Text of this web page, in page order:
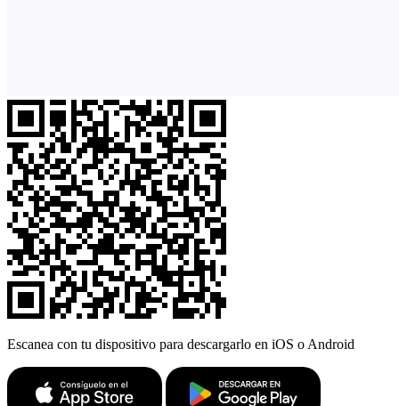
Escanea con tu dispositivo para descargarlo en iOS o Android